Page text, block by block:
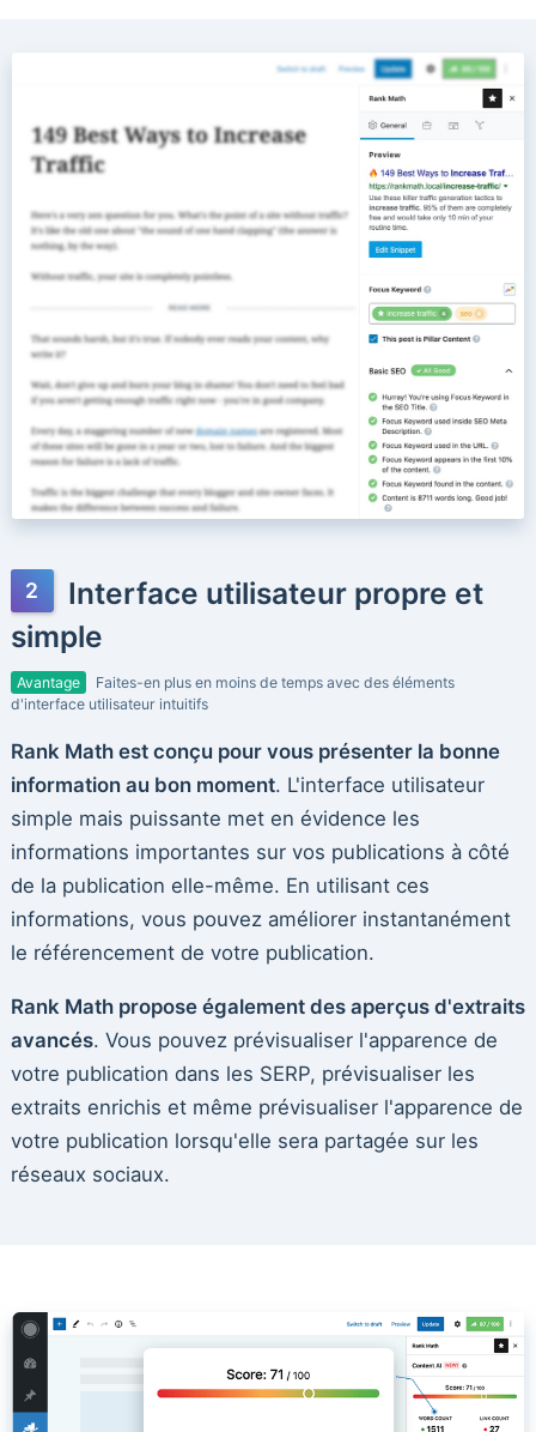
Interface utilisateur propre et
simple
Avantage
Faites-en plus en moins de temps avec des éléments
d'interface utilisateur intuitifs
Rank Math est conçu pour vous présenter la bonne
information au bon moment. L'interface utilisateur
simple mais puissante met en évidence les
informations importantes sur vos publications à côté
de la publication elle-même. En utilisant ces
informations, vous pouvez améliorer instantanément
le référencement de votre publication.
Rank Math propose également des aperçus d'extraits
avancés. Vous pouvez prévisualiser l'apparence de
votre publication dans les SERP, prévisualiser les
extraits enrichis et même prévisualiser l'apparence de
votre publication lorsqu'elle sera partagée sur les
réseaux sociaux.